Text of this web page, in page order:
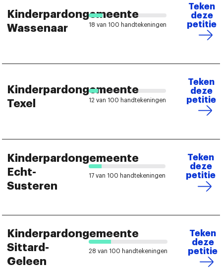
Kinderpardongemeente
Wassenaar
18 van 100 handtekeningen
Teken
deze
petitie
Kinderpardongemeente
Texel
12 van 100 handtekeningen
Teken
deze
petitie
Kinderpardongemeente
Echt-
Susteren
17 van 100 handtekeningen
Teken
deze
petitie
Kinderpardongemeente
Sittard-
Geleen
28 van 100 handtekeningen
Teken
deze
petitie